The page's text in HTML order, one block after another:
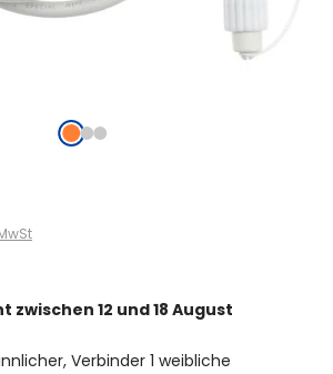
zwischen 12 und 18 August
Verbinder 1 weibliche